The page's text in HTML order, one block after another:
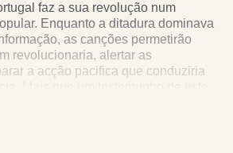
faz a sua revolução num
Enquanto a ditadura dominava
as canções permetirão
revolucionaria, alertar as
a acção pacifica que conduziria
aqui apresentadas foram um meio